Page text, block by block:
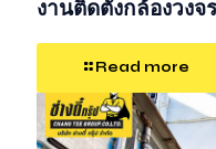
งานติดตั้งกล้องวงจ
Read more